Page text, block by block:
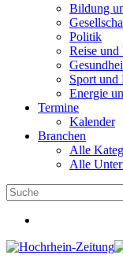
Bildung
Politik
Reise und
Sport und
Energie
Termine
Kalender
Branchen
Alle
Alle